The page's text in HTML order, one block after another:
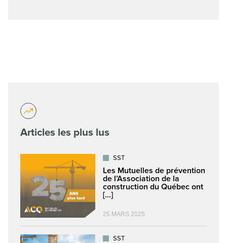
Articles les plus lus
SST
Les Mutuelles de prévention
de l’Association de la
construction du Québec ont
[...]
25 MARS 2025
SST